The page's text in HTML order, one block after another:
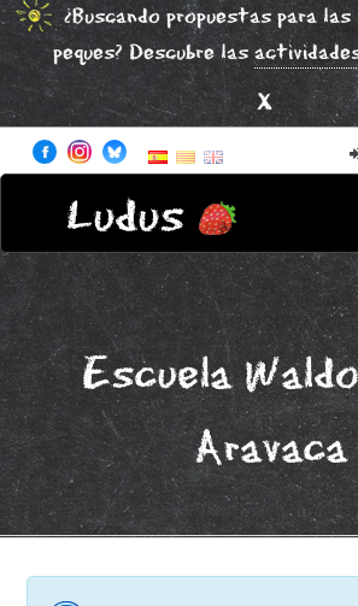
¿Buscando propuestas para
peques? Descubre las
x
Ludus
Escuela
Aravaca